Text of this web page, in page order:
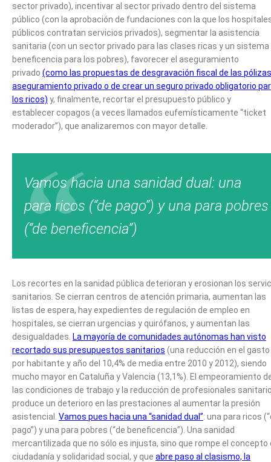
sector privado), incentivar al sector privado dentro del sistema
público (con la aprobación de fundaciones con la que los
públicos contratan servicios privados), segmentar la asistencia
sanitaria (con un sector privado para las clases ricas y un sistema
beneficencia para los pobres), favorecer el aseguramiento
privado (como las propuestas de desgravación fiscal de las
aseguramiento privado o de crear un seguro privado obligatorio
los ricos) y, finalmente, recortar el presupuesto público y
establecer copagos (a veces llamados eufemísticamente “ticket
moderador”), que analizaremos con mayor detalle.
Vamos hacia una sanidad dual: una
para ricos (“de pago”) y una para pobres
(“de beneficencia”)
Los recortes en la sanidad pública deterioran y erosionan los
sanitarios. Se cierran centros de atención primaria, aumentan las
listas de espera, hay expedientes de regulación de empleo en
hospitales, se cierran urgencias y quirófanos, y aumentan las
desigualdades. La mayoría de comunidades autónomas han visto
recortado sus presupuestos sanitarios (una reducción en el gasto
por habitante y año del 10,4% de media entre 2010 y 2012), siendo
mucho mayor en Cataluña y Valencia (13,1%). El empeoramiento
las condiciones de trabajo y la reducción de profesionales
produce un deterioro en las prestaciones al aumentar la presión
asistencial. Vamos pues hacia una “sanidad dual”: una para ricos
pago”) y una para pobres (“de beneficencia”). Una sanidad
mercantilizada que no sólo es injusta, sino que rompe el concepto
ciudadanía y solidaridad social, y que abre paso al clasismo, la